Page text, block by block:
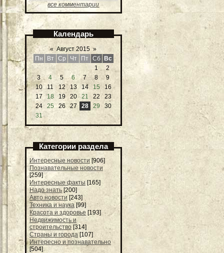
все комментарии
Календарь
« Август 2015 »
Пн
Вт Ср Чт Пт Сб Вс
1
2
3
4 5 6 7 8
9
10
11 12 13 14 15
16
17
18 19 20 21 22
23
24
25 26 27 28 29
30
31
Категории раздела
Интересные новости [906]
Познавательные новости
[259]
Интересные факты [165]
Надо знать [200]
Авто новости [243]
Техника и наука [99]
Красота и здоровье [193]
Недвижимость и
строительство [314]
Страны и города [107]
Интересно и познавательно
[504]